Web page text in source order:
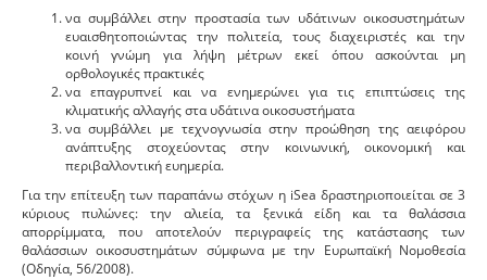
να συμβάλλει στην προστασία των υδάτινων οικοσυστημάτων
ευαισθητοποιώντας την πολιτεία, τους διαχειριστές και την
κοινή γνώμη για λήψη μέτρων εκεί όπου ασκούνται μη
ορθολογικές πρακτικές
να επαγρυπνεί και να ενημερώνει για τις επιπτώσεις της
κλιματικής αλλαγής στα υδάτινα οικοσυστήματα
να συμβάλλει με τεχνογνωσία στην προώθηση της αειφόρου
ανάπτυξης στοχεύοντας στην κοινωνική, οικονομική και
περιβαλλοντική ευημερία.
Για την επίτευξη των παραπάνω στόχων η iSea δραστηριοποιείται σε 3
κύριους πυλώνες: την αλιεία, τα ξενικά είδη και τα θαλάσσια
απορρίμματα, που αποτελούν περιγραφείς της κατάστασης των
θαλάσσιων οικοσυστημάτων σύμφωνα με την Ευρωπαϊκή Νομοθεσία
(Οδηγία, 56/2008).